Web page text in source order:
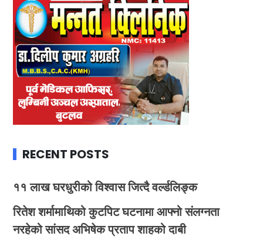
RECENT POSTS
११ लाख घरधुरीको विश्वास जित्दै वर्ल्डलिङ्क
रितेश शर्मामाथिको कुटपिट घटनामा आफ्नो संलग्नता
नरहेको सांसद अभिषेक प्रताप शाहको दाबी